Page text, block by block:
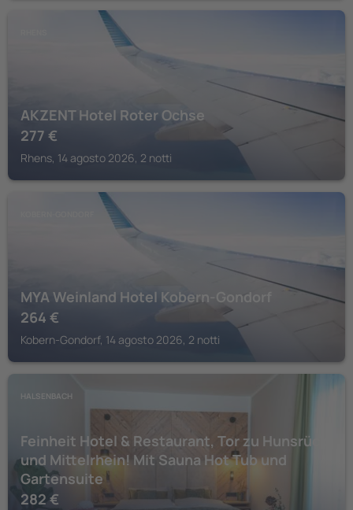
AKZENT Hotel Roter Ochse
277 €
Rhens, 14 agosto 2026, 2 notti
MYA Weinland Hotel Kobern-Gondorf
264 €
Kobern-Gondorf, 14 agosto 2026, 2 notti
HALSENBACH
Feinheit Hotel & Restaurant, Tor zu Hunsrück
und Mittelrhein! Mit Sauna Hot Tub und
Gartensuite
282 €